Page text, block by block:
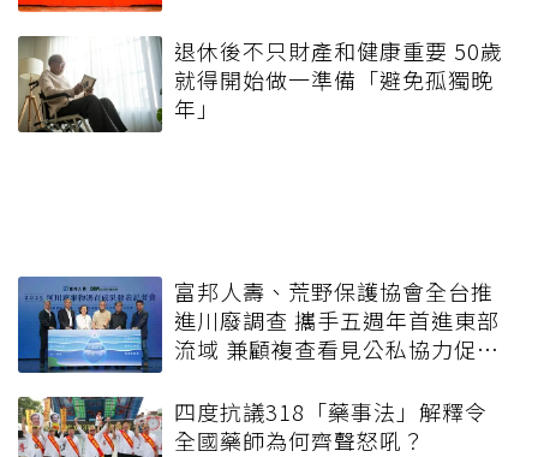
退休後不只財產和健康重要 50歲
就得開始做一準備「避免孤獨晚
年」
富邦人壽、荒野保護協會全台推
進川廢調查 攜手五週年首進東部
流域 兼顧複查看見公私協力促動
四度抗議318「藥事法」解釋令
全國藥師為何齊聲怒吼？